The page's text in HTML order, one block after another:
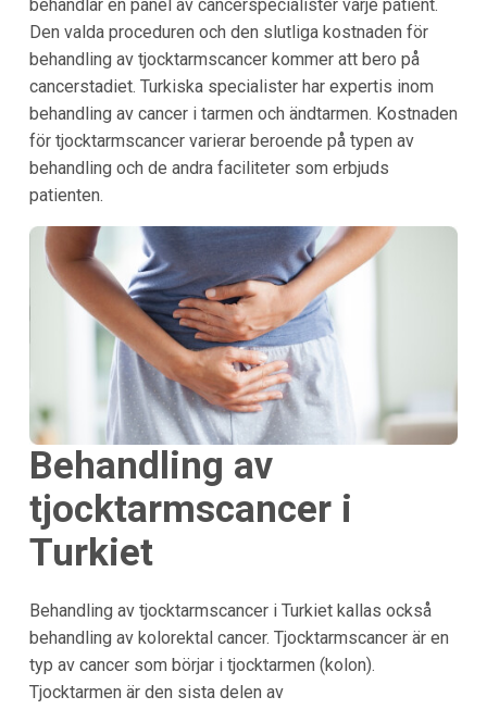
behandlar en panel av cancerspecialister varje patient.
Den valda proceduren och den slutliga kostnaden för
behandling av tjocktarmscancer kommer att bero på
cancerstadiet. Turkiska specialister har expertis inom
behandling av cancer i tarmen och ändtarmen. Kostnaden
för tjocktarmscancer varierar beroende på typen av
behandling och de andra faciliteter som erbjuds
patienten.
Behandling av
tjocktarmscancer i
Turkiet
Behandling av tjocktarmscancer i Turkiet kallas också
behandling av kolorektal cancer. Tjocktarmscancer är en
typ av cancer som börjar i tjocktarmen (kolon).
Tjocktarmen är den sista delen av